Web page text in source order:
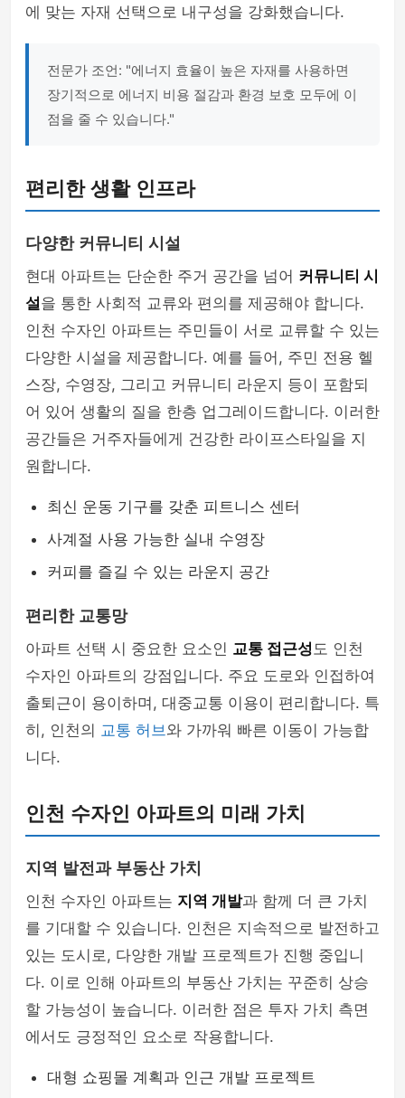
에 맞는 자재 선택으로 내구성을 강화했습니다.
전문가 조언: "에너지 효율이 높은 자재를 사용하면
장기적으로 에너지 비용 절감과 환경 보호 모두에 이
점을 줄 수 있습니다."
편리한 생활 인프라
다양한 커뮤니티 시설
현대 아파트는 단순한 주거 공간을 넘어 커뮤니티 시
설을 통한 사회적 교류와 편의를 제공해야 합니다.
인천 수자인 아파트는 주민들이 서로 교류할 수 있는
다양한 시설을 제공합니다. 예를 들어, 주민 전용 헬
스장, 수영장, 그리고 커뮤니티 라운지 등이 포함되
어 있어 생활의 질을 한층 업그레이드합니다. 이러한
공간들은 거주자들에게 건강한 라이프스타일을 지
원합니다.
최신 운동 기구를 갖춘 피트니스 센터
사계절 사용 가능한 실내 수영장
커피를 즐길 수 있는 라운지 공간
편리한 교통망
아파트 선택 시 중요한 요소인 교통 접근성도 인천
수자인 아파트의 강점입니다. 주요 도로와 인접하여
출퇴근이 용이하며, 대중교통 이용이 편리합니다. 특
히, 인천의 교통 허브와 가까워 빠른 이동이 가능합
니다.
인천 수자인 아파트의 미래 가치
지역 발전과 부동산 가치
인천 수자인 아파트는 지역 개발과 함께 더 큰 가치
를 기대할 수 있습니다. 인천은 지속적으로 발전하고
있는 도시로, 다양한 개발 프로젝트가 진행 중입니
다. 이로 인해 아파트의 부동산 가치는 꾸준히 상승
할 가능성이 높습니다. 이러한 점은 투자 가치 측면
에서도 긍정적인 요소로 작용합니다.
대형 쇼핑몰 계획과 인근 개발 프로젝트